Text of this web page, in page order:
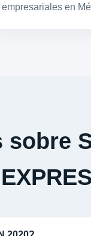
empresariales en